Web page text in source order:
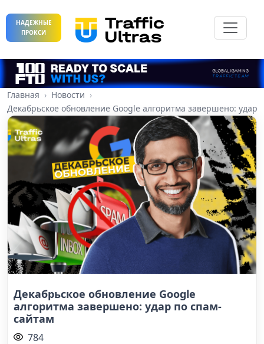
НАДЕЖНЫЕ
ПРОКСИ
Главная
Новости
Декабрьское обновление Google алгоритма завершено: удар
Декабрьское обновление Google
алгоритма завершено: удар по спам-
сайтам
784